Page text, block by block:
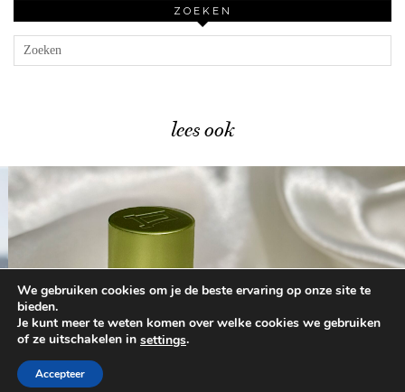
ZOEKEN
lees ook
Mijn review van het …
We gebruiken cookies om je de beste ervaring op onze site te
bieden.
Je kunt meer te weten komen over welke cookies we gebruiken
of ze uitschakelen in settings.
Accepteer